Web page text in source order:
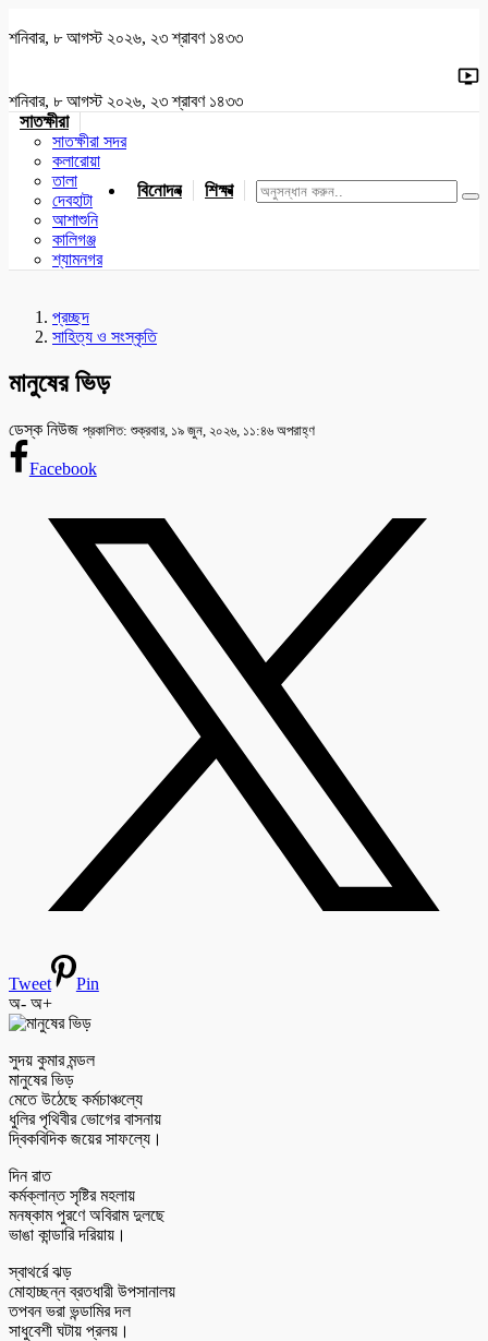
শনিবার, ৮ আগস্ট ২০২৬, ২৩ শ্রাবণ ১৪৩৩
শনিবার, ৮ আগস্ট ২০২৬, ২৩ শ্রাবণ ১৪৩৩
সাতক্ষীরা
সাতক্ষীরা সদর
কলারোয়া
তালা
দেবহাটা
আশাশুনি
কালিগঞ্জ
শ্যামনগর
বিনোদন শিক্ষা খেলাধুলা জাতীয় যশোর
প্রচ্ছদ
সাহিত্য ও সংস্কৃতি
মানুষের ভিড়
ডেস্ক নিউজ প্রকাশিত: শুক্রবার, ১৯ জুন, ২০২৬, ১১:৪৬ অপরাহ্ণ
Facebook
Tweet
Pin
অ- অ+
সুদয় কুমার মন্ডল
মানুষের ভিড়
মেতে উঠেছে কর্মচাঞ্চল্যে
ধুলির পৃথিবীর ভোগের বাসনায়
দ্বিকবিদিক জয়ের সাফল্যে।
দিন রাত
কর্মক্লান্ত সৃষ্টির মহলায়
মনষ্কাম পুরণে অবিরাম দুলছে
ভাঙা কান্ডারি দরিয়ায়।
স্বাথর্রে ঝড়
মোহাচ্ছন্ন ব্রতধারী উপসানালয়
তপবন ভরা ভন্ডামির দল
সাধুবেশী ঘটায় প্রলয়।